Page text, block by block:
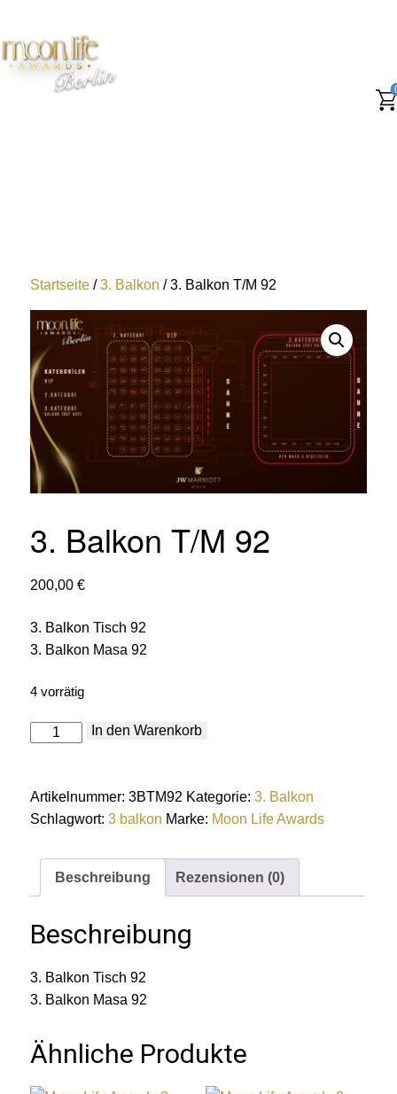
Startseite /3. Balkon / 3. Balkon T/M 92
3. Balkon T/M 92
200,00€
3. Balkon Tisch 92
3. Balkon Masa 92
4 vorrätig
Balkon
Menge
In den Warenkorb
Artikelnummer:3BTM92 Kategorie:3. Balkon
Schlagwort:3 balkon Marke: Moon Life Awards
Beschreibung Rezensionen (0)
Beschreibung
3. Balkon Tisch 92
3. Balkon Masa 92
Ähnliche Produkte